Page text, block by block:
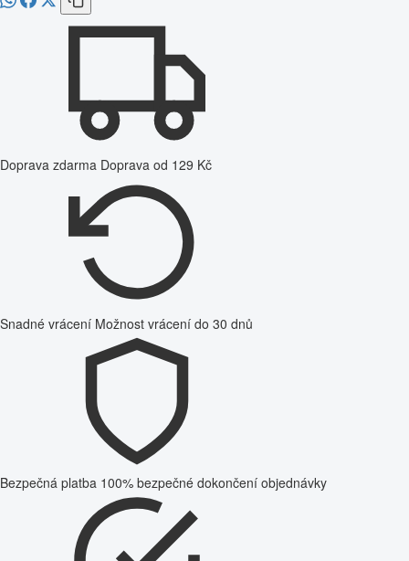
Doprava zdarma Doprava od 129 Kč
Snadné vrácení Možnost vrácení do 30 dnů
Bezpečná platba 100% bezpečné dokončení objednávky